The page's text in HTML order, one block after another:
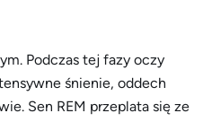
Podczas tej fazy oczy
śnienie, oddech
Sen REM przeplata się ze